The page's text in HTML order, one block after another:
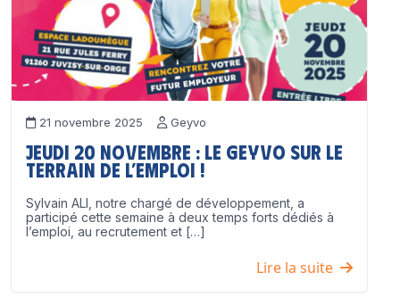
21 novembre 2025 Geyvo
Jeudi 20 novembre : le GEYVO sur le
terrain de l’emploi !
Sylvain ALI, notre chargé de développement, a
participé cette semaine à deux temps forts dédiés à
l’emploi, au recrutement et […]
Lire la suite